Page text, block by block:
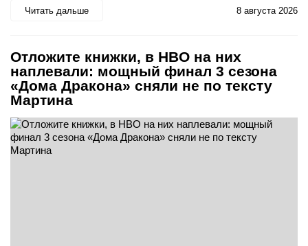
Читать дальше 8 августа 2026
Отложите книжки, в HBO на них
наплевали: мощный финал 3 сезона
«Дома Дракона» сняли не по тексту
Мартина